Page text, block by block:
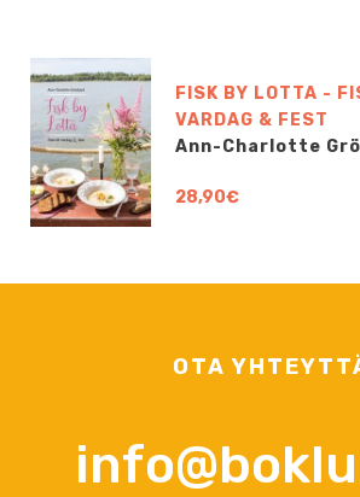
FISK BY LOTTA -
VARDAG & FEST
Ann-Charlotte
28,90€
OTA